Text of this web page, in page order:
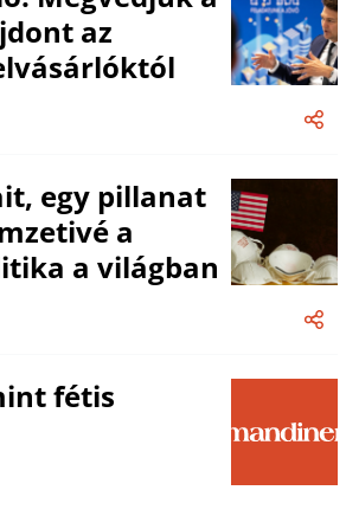
az
egy pillanat
a
a világban
fétis